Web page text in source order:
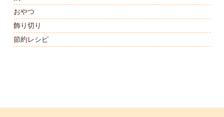
おやつ
飾り切り
節約レシピ